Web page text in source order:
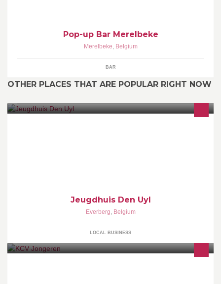
Pop-up Bar Merelbeke
Merelbeke, Belgium
BAR
OTHER PLACES THAT ARE POPULAR RIGHT NOW
Jeugdhuis Den Uyl
Everberg, Belgium
LOCAL BUSINESS